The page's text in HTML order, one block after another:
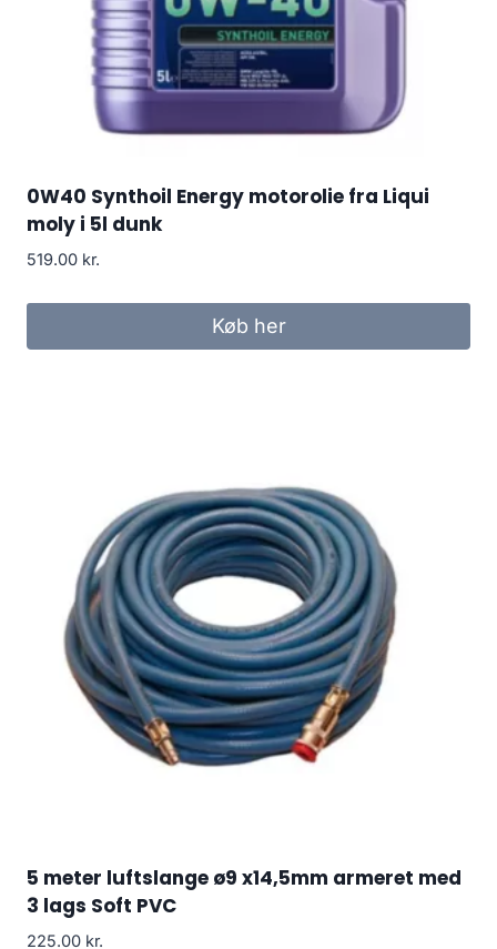
0W40 Synthoil Energy motorolie fra Liqui
moly i 5l dunk
519.00 kr.
Køb her
5 meter luftslange ø9 x14,5mm armeret med
3 lags Soft PVC
225.00 kr.